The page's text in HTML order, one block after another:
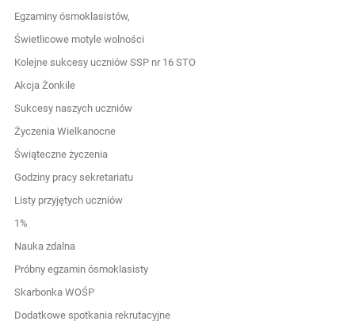
Egzaminy ósmoklasistów,
Świetlicowe motyle wolności
Kolejne sukcesy uczniów SSP nr 16 STO
Akcja Żonkile
Sukcesy naszych uczniów
Życzenia Wielkanocne
Świąteczne życzenia
Godziny pracy sekretariatu
Listy przyjętych uczniów
1%
Nauka zdalna
Próbny egzamin ósmoklasisty
Skarbonka WOŚP
Dodatkowe spotkania rekrutacyjne